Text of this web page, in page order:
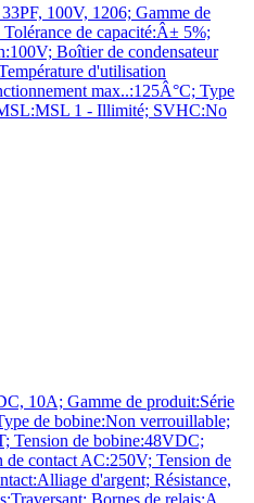
100V, 1206; Gamme de
de capacité:Â± 5%;
Boîtier de condensateur
d'utilisation
max..:125Â°C; Type
1 - Illimité; SVHC:No
10A; Gamme de produit:Série
de bobine:Non verrouillable;
Tension de bobine:48VDC;
contact AC:250V; Tension de
d'argent; Résistance,
Bornes de relais:A